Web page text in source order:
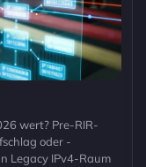
wert? Pre-RIR-
oder -
Legacy IPv4-Raum